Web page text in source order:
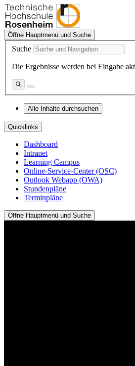
Öffne Hauptmenü und Suche
Suche
Die Ergebnisse werden bei Eingabe
Alle Inhalte durchsuchen
Quicklinks
Dashboard
Intranet
Learning Campus
Online-Service-Center (OSC)
Outlook Webapp (OWA)
Stundenpläne
Terminpläne
Öffne Hauptmenü und Suche